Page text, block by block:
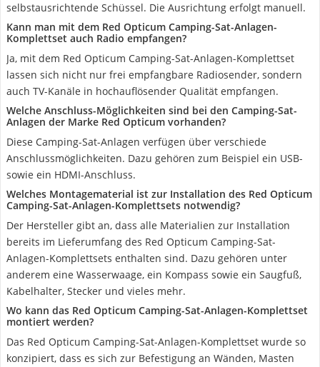
selbstausrichtende Schüssel. Die Ausrichtung erfolgt manuell.
Kann man mit dem Red Opticum Camping-Sat-Anlagen-
Komplettset auch Radio empfangen?
Ja, mit dem Red Opticum Camping-Sat-Anlagen-Komplettset
lassen sich nicht nur frei empfangbare Radiosender, sondern
auch TV-Kanäle in hochauflösender Qualität empfangen.
Welche Anschluss-Möglichkeiten sind bei den Camping-Sat-
Anlagen der Marke Red Opticum vorhanden?
Diese Camping-Sat-Anlagen verfügen über verschiede
Anschlussmöglichkeiten. Dazu gehören zum Beispiel ein USB-
sowie ein HDMI-Anschluss.
Welches Montagematerial ist zur Installation des Red Opticum
Camping-Sat-Anlagen-Komplettsets notwendig?
Der Hersteller gibt an, dass alle Materialien zur Installation
bereits im Lieferumfang des Red Opticum Camping-Sat-
Anlagen-Komplettsets enthalten sind. Dazu gehören unter
anderem eine Wasserwaage, ein Kompass sowie ein Saugfuß,
Kabelhalter, Stecker und vieles mehr.
Wo kann das Red Opticum Camping-Sat-Anlagen-Komplettset
montiert werden?
Das Red Opticum Camping-Sat-Anlagen-Komplettset wurde so
konzipiert, dass es sich zur Befestigung an Wänden, Masten